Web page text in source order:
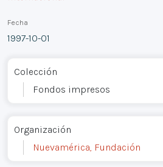
Fecha
1997-10-01
Colección
Fondos impresos
Organización
Nuevamérica, Fundación